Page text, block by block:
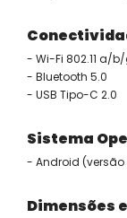
- Wi-Fi 802.11 a/
- Bluetooth 5.0
- USB Tipo-C 2.0
Sistema
- Android
Dimensões